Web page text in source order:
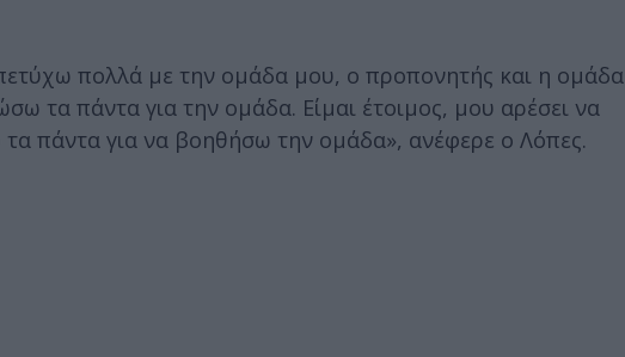
πολλά με την ομάδα μου, ο προπονητής και η ομάδα
τα πάντα για την ομάδα. Είμαι έτοιμος, μου αρέσει να
πάντα για να βοηθήσω την ομάδα», ανέφερε ο Λόπες.